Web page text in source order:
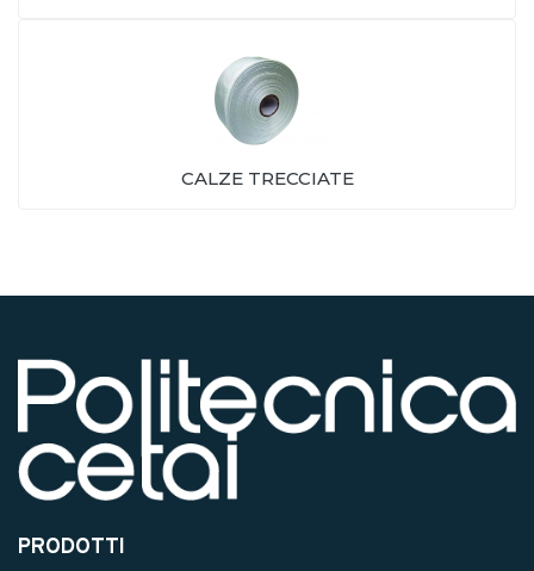
CALZE TRECCIATE
PRODOTTI